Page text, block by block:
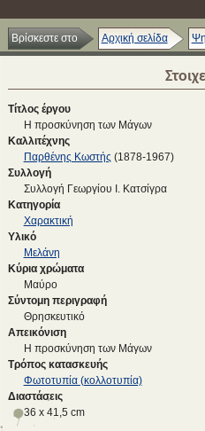
Βρίσκεστε στο Αρχική σελίδα
Τίτλος έργου
Η προσκύνηση των Μάγων
Καλλιτέχνης
Παρθένης Κωστής (1878-1967)
Συλλογή
Συλλογή Γεωργίου Ι. Κατσίγρα
Κατηγορία
Χαρακτική
Υλικό
Μελάνη
Κύρια χρώματα
Μαύρο
Σύντομη περιγραφή
Θρησκευτικό
Απεικόνιση
Η προσκύνηση των Μάγων
Τρόπος κατασκευής
Φωτοτυπία (κολλοτυπία)
Διαστάσεις
36 x 41,5 cm